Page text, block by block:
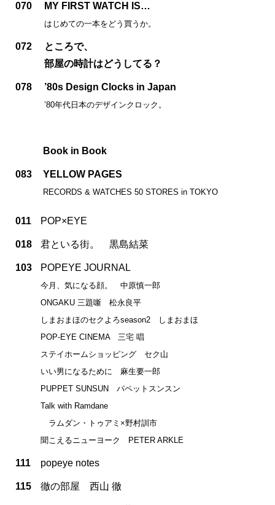
070 MY FIRST WATCH IS…
はじめての一本をどう買うか。
072
ところで、
部屋の時計はどうしてる？
078 ’80s Design Clocks in Japan
’80年代日本のデザインクロック。
Book in Book
083 YELLOW PAGES
RECORDS & WATCHES 50 STORES in TOKYO
011 POP×EYE
018 君といる街。 黒島結菜
103 POPEYE JOURNAL
今月、気になる顔。 中原慎一郎
ONGAKU 三題噺 松永良平
しまおまほのセクよろseason2 しまおまほ
POP-EYE CINEMA 三宅 唱
ステイホームショッピング セク山
いい男になるために 麻生要一郎
PUPPET SUNSUN パペットスンスン
Talk with Ramdane
ラムダン・トゥアミ×野村訓市
聞こえるニューヨーク PETER ARKLE
111 popeye notes
115 徹の部屋 西山 徹